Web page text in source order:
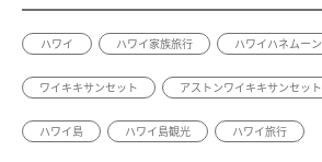
ハワイ ハワイ家族旅行 ハワイハネムーン
ワイキキサンセット アストンワイキキサンセット
ハワイ島 ハワイ島観光 ハワイ旅行